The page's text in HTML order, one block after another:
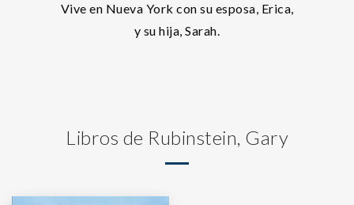
Vive en Nueva York con su esposa, Erica,
y su hija, Sarah.
Libros de Rubinstein, Gary